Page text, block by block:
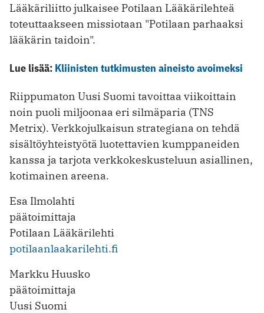
Lääkäriliitto julkaisee Potilaan Lääkärilehteä
toteuttaakseen missiotaan "Potilaan parhaaksi
lääkärin taidoin".
Lue lisää: Kliinisten tutkimusten aineisto avoimeksi
Riippumaton Uusi Suomi tavoittaa viikoittain
noin puoli miljoonaa eri silmäparia (TNS
Metrix). Verkkojulkaisun strategiana on tehdä
sisältöyhteistyötä luotettavien kumppaneiden
kanssa ja tarjota verkkokeskusteluun asiallinen,
kotimainen areena.
Esa Ilmolahti
päätoimittaja
Potilaan Lääkärilehti
potilaanlaakarilehti.fi
Markku Huusko
päätoimittaja
Uusi Suomi